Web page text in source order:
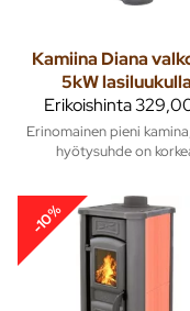
Kamiina Diana
5kW lasiluukulla
Erikoishinta
Erinomainen pieni
hyötysuhde on
-10%